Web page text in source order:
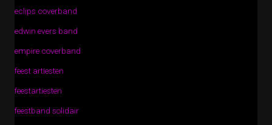
eclips coverband
edwin evers band
empire coverband
feest artiesten
feestartiesten
feestband solidair